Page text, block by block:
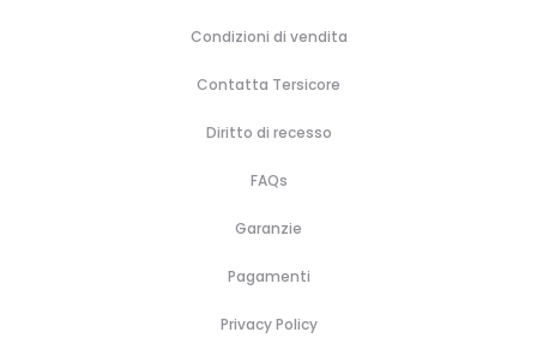
Condizioni di vendita
Contatta Tersicore
Diritto di recesso
FAQs
Garanzie
Pagamenti
Privacy Policy